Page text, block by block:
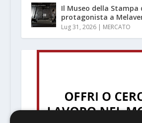
Il Museo della Stampa
protagonista a
Lug 31, 2026| MERCATO